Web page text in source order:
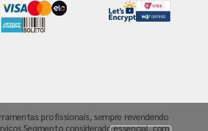
profissionais, sempre revendendo
considerado essencial, com